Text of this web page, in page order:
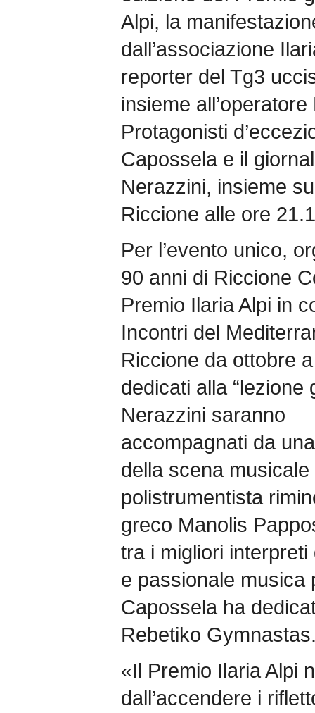
Alpi, la
dall’associazione
reporter del Tg3
insieme
Protagonisti
Capossela e il
Nerazzini, insieme
Riccione alle ore
Per l’evento unico,
90 anni di Riccione
Premio Ilaria Alpi in
Incontri del
Riccione da ottobre
dedicati alla “lezione
Nerazzini saranno
accompagnati da
della scena
polistrumentista
greco Manolis
tra i migliori interpreti
e passionale musica
Capossela ha
Rebetiko
«Il Premio Ilaria Alpi
dall’accendere i